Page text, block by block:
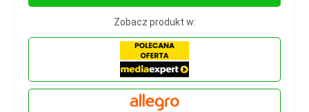
Zobacz produkt w: